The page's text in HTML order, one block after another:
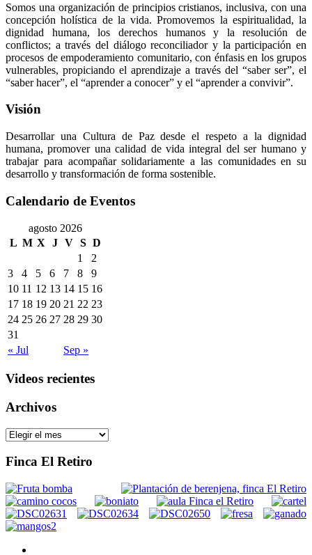
Somos una organización de principios cristianos, inclusiva, con una
concepción holística de la vida. Promovemos la espiritualidad, la
dignidad humana, los derechos humanos y la resolución de
conflictos; a través del diálogo reconciliador y la participación en
procesos de empoderamiento comunitario, con énfasis en los grupos
vulnerables, propiciando el aprendizaje a través del “saber ser”, el
“saber hacer”, el “aprender a conocer” y el “aprender a convivir”.
Visión
Desarrollar una Cultura de Paz desde el respeto a la dignidad
humana, promover una calidad de vida integral del ser humano y
trabajar para acompañar solidariamente a las comunidades en su
desarrollo y transformación de forma sostenible.
Calendario de Eventos
agosto 2026
L M X J V S D
1
2
3
4 5 6 7 8
9
10 11 12 13 14 15 16
17 18 19 20 21 22 23
24 25 26 27 28 29 30
31
« Jul
Sep »
Videos recientes
Archivos
Archivos
Finca El Retiro